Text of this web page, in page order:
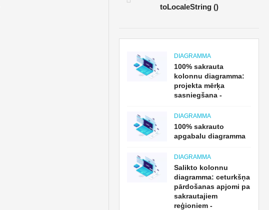
toLocaleString ()
DIAGRAMMA
100% sakrauta
kolonnu diagramma:
projekta mērķa
sasniegšana -
DIAGRAMMA
100% sakrauto
apgabalu diagramma
DIAGRAMMA
Salikto kolonnu
diagramma: ceturkšņa
pārdošanas apjomi pa
sakrautajiem
reģioniem -